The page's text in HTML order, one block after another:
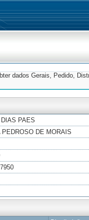
dados Gerais, Pedido,
PAES
PEDROSO DE MORAIS